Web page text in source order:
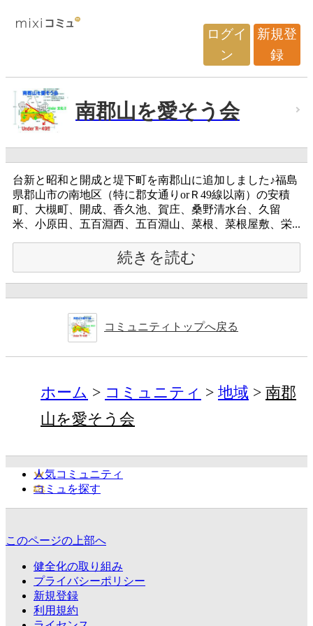
ログイ
ン
新規登
録
南郡山を愛そう会
台新と昭和と開成と堤下町を南郡山に追加しました♪福島
県郡山市の南地区（特に郡女通りorＲ49線以南）の安積
町、大槻町、開成、香久池、賀庄、桑野清水台、久留
米、小原田、五百淵西、五百淵山、菜根、菜根屋敷、栄...
続きを読む
コミュニティトップへ戻る
ホーム コミュニティ 地域
南郡
山を愛そう会
人気コミュニティ
コミュを探す
このページの上部へ
健全化の取り組み
プライバシーポリシー
新規登録
利用規約